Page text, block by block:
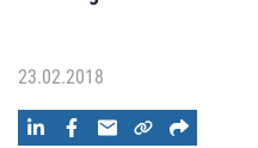
23.02.2018